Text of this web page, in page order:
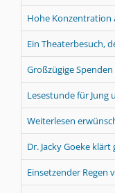
Hohe Konzentration
Ein Theaterbesuch,
Großzügige
Lesestunde für Jung
Weiterlesen
Dr. Jacky Goeke
Einsetzender Regen